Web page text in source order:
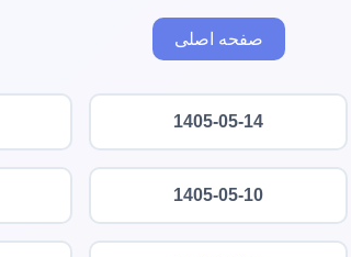
صفحه اصلی
1405-05-14
1405-05-10